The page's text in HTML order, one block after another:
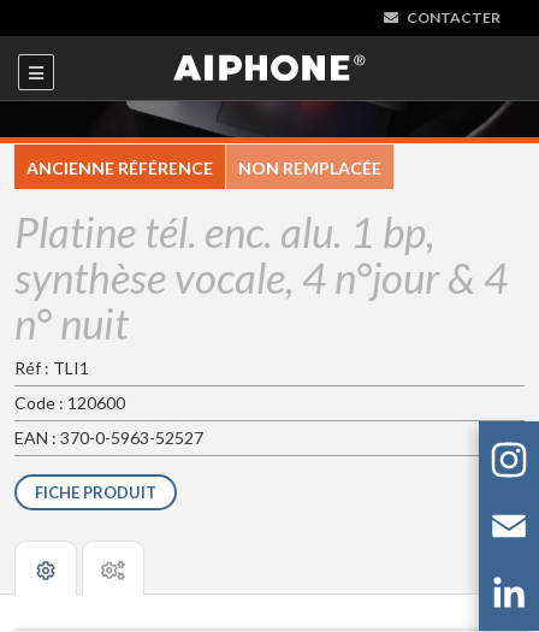
CONTACTER
ANCIENNE RÉFÉRENCE NON REMPLACÉE
Platine tél. enc. alu. 1 bp,
synthèse vocale, 4 n°jour & 4
n° nuit
Réf : TLI1
Code : 120600
EAN : 370-0-5963-52527
FICHE PRODUIT